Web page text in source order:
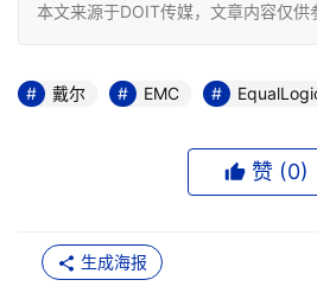
本文来源于DOIT传媒，文章内容仅供
戴尔 EMC
赞 (0)
生成海报